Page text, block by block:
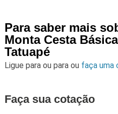
Para saber mais
Monta Cesta
Tatuapé
Ligue para ou para ou faça uma
Faça sua cotação